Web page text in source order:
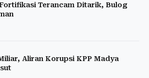
Terancam Ditarik, Bulog
Aliran Korupsi KPP Madya